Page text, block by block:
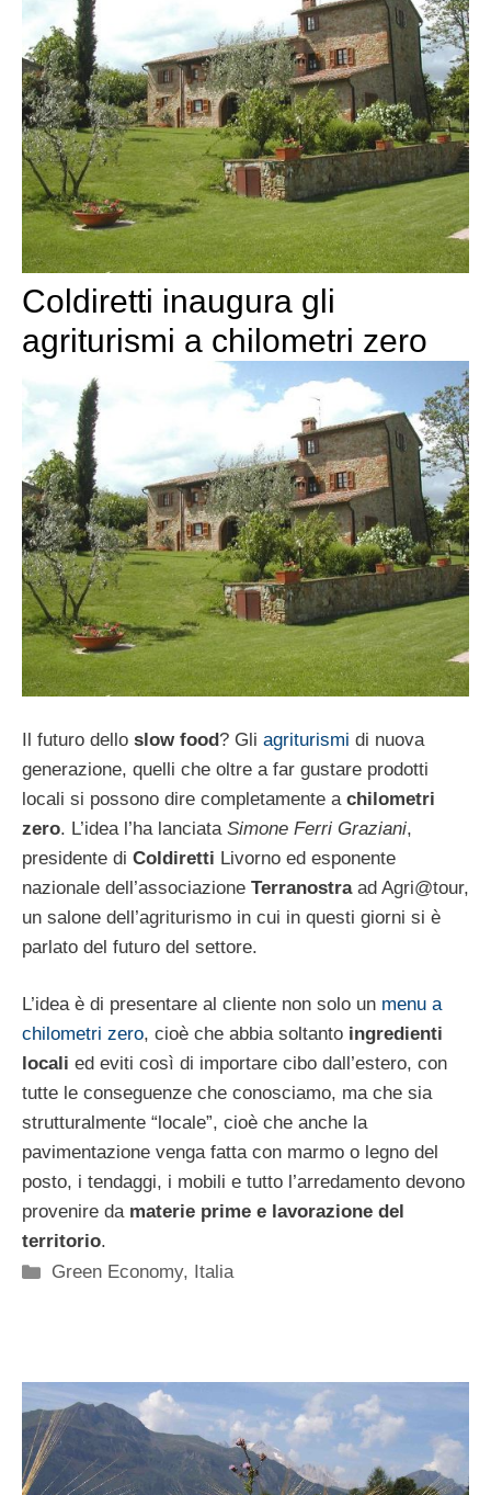
Coldiretti inaugura gli
agriturismi a chilometri zero
Il futuro dello slow food? Gli agriturismi di nuova
generazione, quelli che oltre a far gustare prodotti
locali si possono dire completamente a chilometri
zero. L’idea l’ha lanciata Simone Ferri Graziani,
presidente di Coldiretti Livorno ed esponente
nazionale dell’associazione Terranostra ad Agri@tour,
un salone dell’agriturismo in cui in questi giorni si è
parlato del futuro del settore.
L’idea è di presentare al cliente non solo un menu a
chilometri zero, cioè che abbia soltanto ingredienti
locali ed eviti così di importare cibo dall’estero, con
tutte le conseguenze che conosciamo, ma che sia
strutturalmente “locale”, cioè che anche la
pavimentazione venga fatta con marmo o legno del
posto, i tendaggi, i mobili e tutto l’arredamento devono
provenire damaterie prime e lavorazione del
territorio.
Categorie
Green Economy, Italia